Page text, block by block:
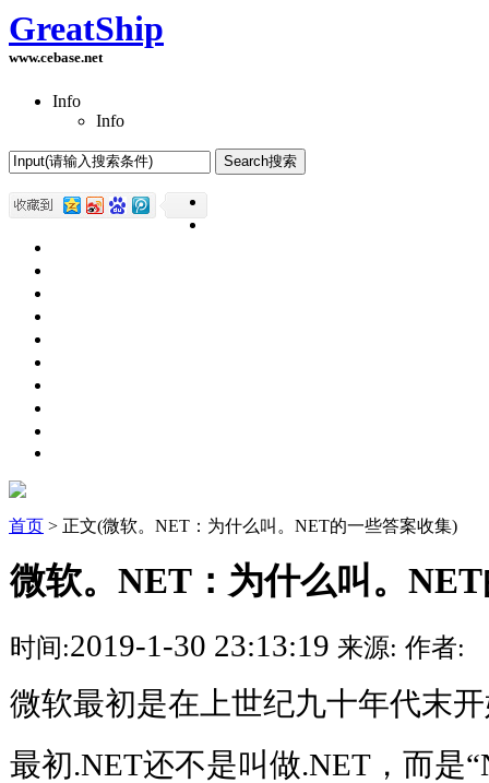
GreatShip
www.cebase.net
Info
Info
首页 > 正文(微软。NET：为什么叫。NET的一些答案收集)
微软。NET：为什么叫。
时间:2019-1-30 23:13:19 来源: 作者:
微软最初是在上世纪九十年代末
最初.NET还不是叫做.NET，而是